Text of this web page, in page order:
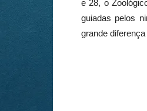
e 28, o
guiadas pelos
grande